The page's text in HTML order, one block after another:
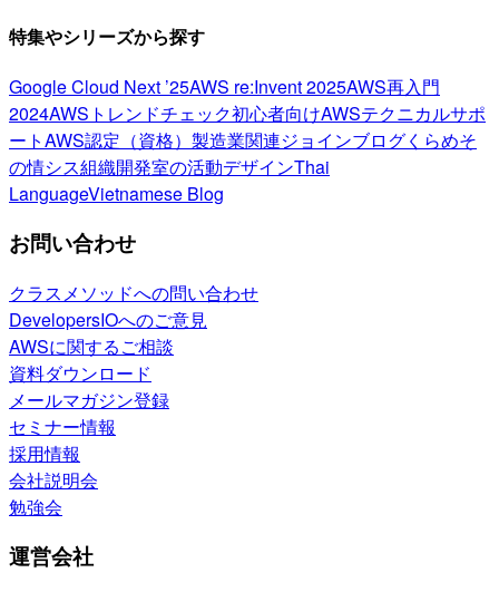
特集やシリーズから探す
Google Cloud Next ’25AWS re:Invent 2025AWS再入門
2024AWSトレンドチェック初心者向けAWSテクニカルサポ
ートAWS認定（資格） 製造業関連ジョインブログくらめそ
の情シス組織開発室の活動デザインThai
LanguageVietnamese Blog
お問い合わせ
クラスメソッドへの問い合わせ
DevelopersIOへのご意見
AWSに関するご相談
資料ダウンロード
メールマガジン登録
セミナー情報
採用情報
会社説明会
勉強会
運営会社